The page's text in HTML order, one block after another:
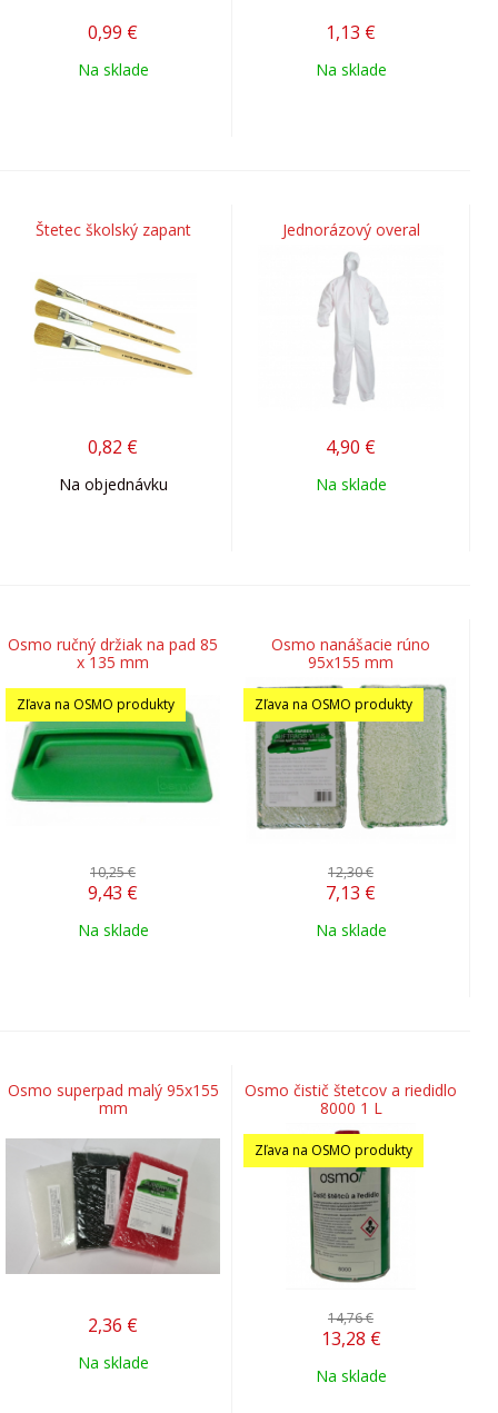
0,99 €
Na sklade
1,13 €
Na sklade
Štetec školský zapant
0,82 €
Na objednávku
Jednorázový overal
4,90 €
Na sklade
Osmo ručný držiak na pad 85
x 135 mm
Zľava na OSMO produkty
10,25 €
9,43 €
Na sklade
Osmo nanášacie rúno
95x155 mm
Zľava na OSMO produkty
12,30 €
7,13 €
Na sklade
Osmo superpad malý 95x155
mm
2,36 €
Na sklade
Osmo čistič štetcov a riedidlo
8000 1 L
Zľava na OSMO produkty
14,76 €
13,28 €
Na sklade